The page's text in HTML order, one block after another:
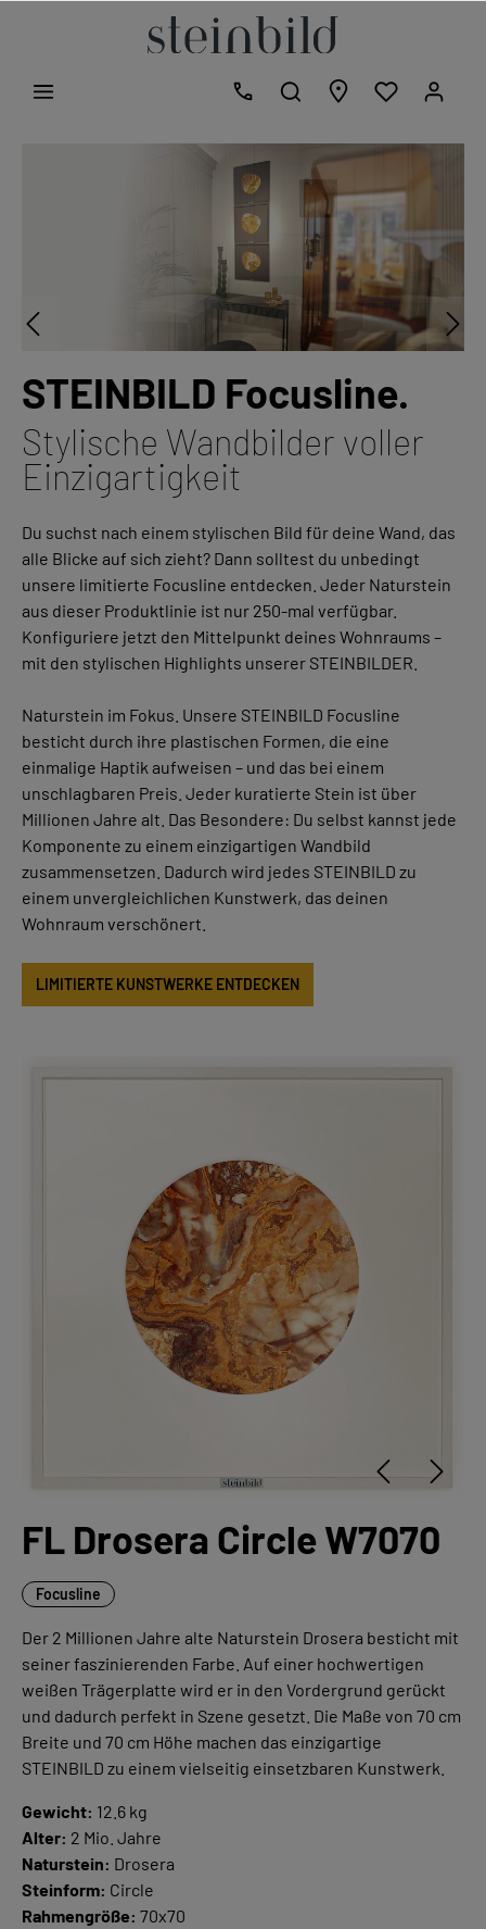
STEINBILD Focusline.
Stylische Wandbilder voller
Einzigartigkeit
Du suchst nach einem stylischen Bild für deine Wand, das
alle Blicke auf sich zieht? Dann solltest du unbedingt
unsere limitierte Focusline entdecken. Jeder Naturstein
aus dieser Produktlinie ist nur 250-mal verfügbar.
Konfiguriere jetzt den Mittelpunkt deines Wohnraums –
mit den stylischen Highlights unserer STEINBILDER.
Naturstein im Fokus. Unsere STEINBILD Focusline
besticht durch ihre plastischen Formen, die eine
einmalige Haptik aufweisen – und das bei einem
unschlagbaren Preis. Jeder kuratierte Stein ist über
Millionen Jahre alt. Das Besondere: Du selbst kannst jede
Komponente zu einem einzigartigen Wandbild
zusammensetzen. Dadurch wird jedes STEINBILD zu
einem unvergleichlichen Kunstwerk, das deinen
Wohnraum verschönert.
LIMITIERTE KUNSTWERKE ENTDECKEN
FL Drosera Circle W7070
Focusline
Der 2 Millionen Jahre alte Naturstein Drosera besticht mit
seiner faszinierenden Farbe. Auf einer hochwertigen
weißen Trägerplatte wird er in den Vordergrund gerückt
und dadurch perfekt in Szene gesetzt. Die Maße von 70 cm
Breite und 70 cm Höhe machen das einzigartige
STEINBILD zu einem vielseitig einsetzbaren Kunstwerk.
Gewicht: 12.6 kg
Alter: 2 Mio. Jahre
Naturstein: Drosera
Steinform: Circle
Rahmengröße: 70x70